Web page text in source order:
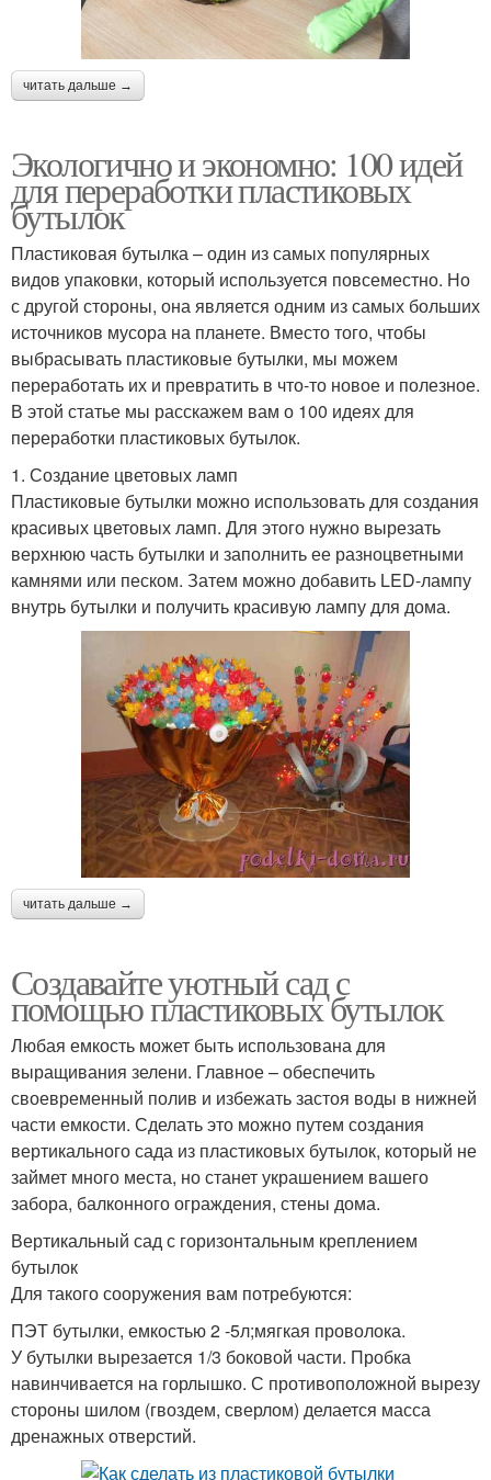
читать дальше →
Экологично и экономно: 100 идей
для переработки пластиковых
бутылок
Пластиковая бутылка – один из самых популярных
видов упаковки, который используется повсеместно. Но
с другой стороны, она является одним из самых больших
источников мусора на планете. Вместо того, чтобы
выбрасывать пластиковые бутылки, мы можем
переработать их и превратить в что-то новое и полезное.
В этой статье мы расскажем вам о 100 идеях для
переработки пластиковых бутылок.
1. Создание цветовых ламп
Пластиковые бутылки можно использовать для создания
красивых цветовых ламп. Для этого нужно вырезать
верхнюю часть бутылки и заполнить ее разноцветными
камнями или песком. Затем можно добавить LED-лампу
внутрь бутылки и получить красивую лампу для дома.
читать дальше →
Создавайте уютный сад с
помощью пластиковых бутылок
Любая емкость может быть использована для
выращивания зелени. Главное – обеспечить
своевременный полив и избежать застоя воды в нижней
части емкости. Сделать это можно путем создания
вертикального сада из пластиковых бутылок, который не
займет много места, но станет украшением вашего
забора, балконного ограждения, стены дома.
Вертикальный сад с горизонтальным креплением
бутылок
Для такого сооружения вам потребуются:
ПЭТ бутылки, емкостью 2 -5л;мягкая проволока.
У бутылки вырезается 1/3 боковой части. Пробка
навинчивается на горлышко. С противоположной вырезу
стороны шилом (гвоздем, сверлом) делается масса
дренажных отверстий.